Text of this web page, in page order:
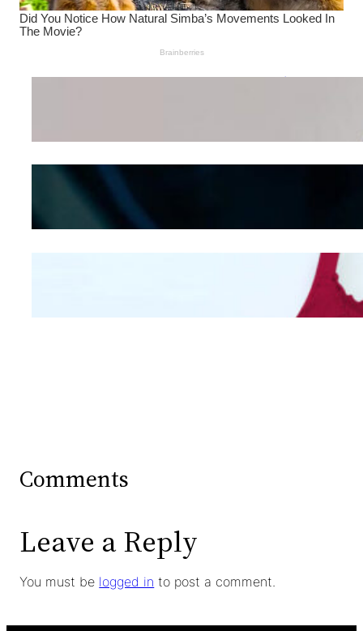
Wanita Pamer Pakaian
Kepribadian
Mengintip Kepribadian
Wanita Dari Warna Bra
Comments
Leave a Reply
You must be logged in to post a comment.